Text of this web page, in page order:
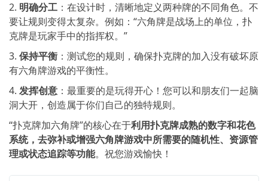
2. 明确分工 ：在设计时，清晰地定义两种牌的不同角色。不
要让规则变得太复杂。例如：“六角牌是战场上的单位，扑
克牌是玩家手中的指挥权。”
3. 保持平衡 ：测试您的规则，确保扑克牌的加入没有破坏原
有六角牌游戏的平衡性。
4. 发挥创意 ：最重要的是玩得开心！您可以和朋友们一起脑
洞大开，创造属于你们自己的独特规则。
“扑克牌加六角牌”的核心在于利用扑克牌成熟的数字和花色
系统，去弥补或增强六角牌游戏中所需要的随机性、资源管
理或状态追踪等功能。祝您游戏愉快！